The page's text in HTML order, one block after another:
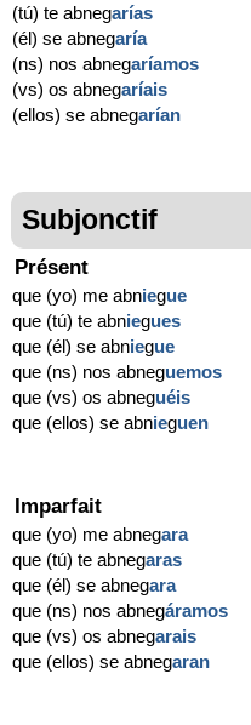
(tú) te abnegarías
(él) se abnegaría
(ns) nos abnegaríamos
(vs) os abnegaríais
(ellos) se abnegarían
Subjonctif
Présent
que (yo) me abniegue
que (tú) te abniegues
que (él) se abniegue
que (ns) nos abneguemos
que (vs) os abneguéis
que (ellos) se abnieguen
Imparfait
que (yo) me abnegara
que (tú) te abnegaras
que (él) se abnegara
que (ns) nos abnegáramos
que (vs) os abnegarais
que (ellos) se abnegaran